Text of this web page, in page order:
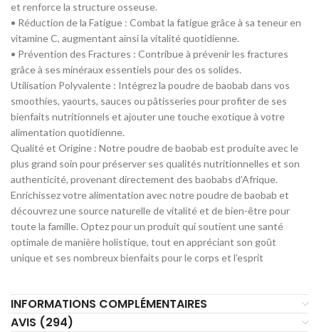
et renforce la structure osseuse.
• Réduction de la Fatigue : Combat la fatigue grâce à sa teneur en
vitamine C, augmentant ainsi la vitalité quotidienne.
• Prévention des Fractures : Contribue à prévenir les fractures
grâce à ses minéraux essentiels pour des os solides.
Utilisation Polyvalente : Intégrez la poudre de baobab dans vos
smoothies, yaourts, sauces ou pâtisseries pour profiter de ses
bienfaits nutritionnels et ajouter une touche exotique à votre
alimentation quotidienne.
Qualité et Origine : Notre poudre de baobab est produite avec le
plus grand soin pour préserver ses qualités nutritionnelles et son
authenticité, provenant directement des baobabs d’Afrique.
Enrichissez votre alimentation avec notre poudre de baobab et
découvrez une source naturelle de vitalité et de bien-être pour
toute la famille. Optez pour un produit qui soutient une santé
optimale de manière holistique, tout en appréciant son goût
unique et ses nombreux bienfaits pour le corps et l’esprit
INFORMATIONS COMPLÉMENTAIRES
AVIS (294)